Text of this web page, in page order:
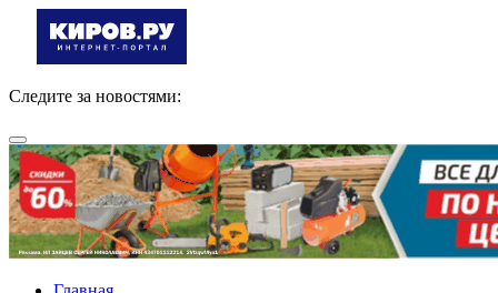
Следите за новостями: